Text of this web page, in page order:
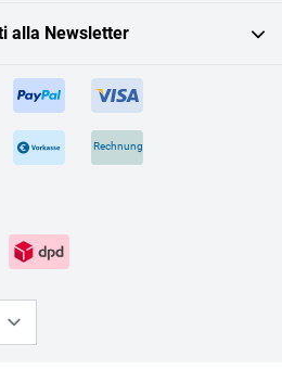
Rechnung
alla Newsletter